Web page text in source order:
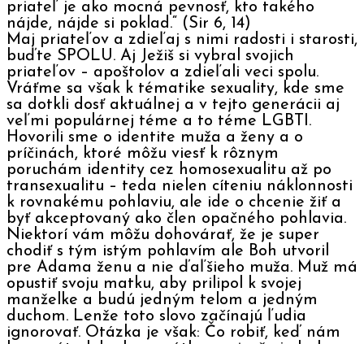
priateľ je ako mocná pevnosť, kto takého
nájde, nájde si poklad.“ (Sir 6, 14)
Maj priateľov a zdieľaj s nimi radosti i starosti,
buďte SPOLU. Aj Ježiš si vybral svojich
priateľov – apoštolov a zdieľali veci spolu.
Vráťme sa však k tématike sexuality, kde sme
sa dotkli dosť aktuálnej a v tejto generácii aj
veľmi populárnej téme a to téme LGBTI.
Hovorili sme o identite muža a ženy a o
príčinách, ktoré môžu viesť k rôznym
poruchám identity cez homosexualitu až po
transexualitu – teda nielen cíteniu náklonnosti
k rovnakému pohlaviu, ale ide o chcenie žiť a
byť akceptovaný ako člen opačného pohlavia.
Niektorí vám môžu dohovárať, že je super
chodiť s tým istým pohlavím ale Boh utvoril
pre Adama ženu a nie ďaľšieho muža. Muž má
opustiť svoju matku, aby prilipol k svojej
manželke a budú jedným telom a jedným
duchom. Lenže toto slovo začínajú ľudia
ignorovať. Otázka je však: Čo robiť, keď nám